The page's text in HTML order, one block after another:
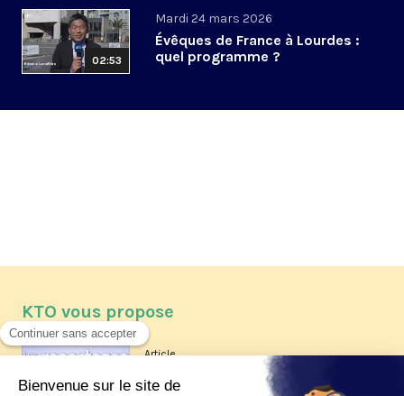
02:53
Mardi 24 mars 2026
Évêques de France à Lourdes :
quel programme ?
KTO vous propose
Article
Les reportages d'été 2026 de KTO